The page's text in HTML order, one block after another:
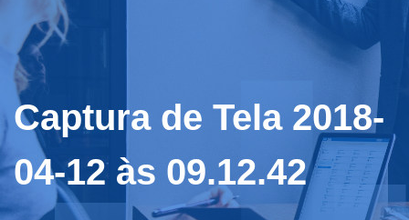
Captura de Tela 2018-
04-12 às 09.12.42